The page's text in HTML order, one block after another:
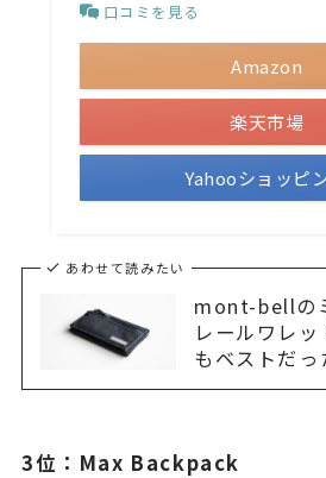
口コミを見る
Amazon
楽天市場
Yahooショッピ
あわせて読みたい
mont-bellの
レールワレ
もベストだっ
3位：Max Backpack